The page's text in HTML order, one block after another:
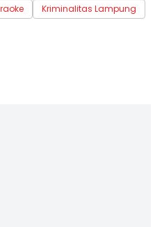
Kriminalitas Lampung